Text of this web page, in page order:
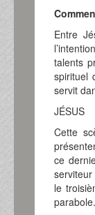
Entre
talents
spirituel
servit
JÉSUS
Cette
ce
le
parabole.